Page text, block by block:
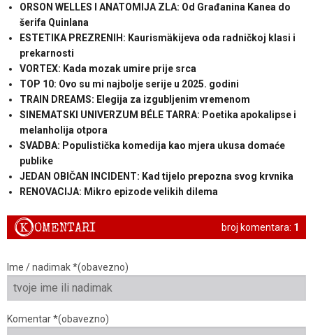
ORSON WELLES I ANATOMIJA ZLA: Od Građanina Kanea do
šerifa Quinlana
ESTETIKA PREZRENIH: Kaurismäkijeva oda radničkoj klasi i
prekarnosti
VORTEX: Kada mozak umire prije srca
TOP 10: Ovo su mi najbolje serije u 2025. godini
TRAIN DREAMS: Elegija za izgubljenim vremenom
SINEMATSKI UNIVERZUM BÉLE TARRA: Poetika apokalipse i
melanholija otpora
SVADBA: Populistička komedija kao mjera ukusa domaće
publike
JEDAN OBIČAN INCIDENT: Kad tijelo prepozna svog krvnika
RENOVACIJA: Mikro epizode velikih dilema
broj komentara: 1
KOMENTARI
Ime / nadimak *(obavezno)
Komentar *(obavezno)